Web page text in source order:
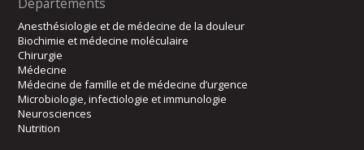
Anesthésiologie et de médecine de la douleur
Biochimie et médecine moléculaire
Chirurgie
Médecine
Médecine de famille et de médecine d’urgence
Microbiologie, infectiologie et immunologie
Neurosciences
Nutrition